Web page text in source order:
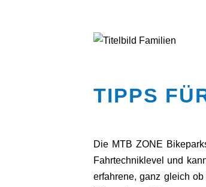
TIPPS
Die MTB ZONE
Fahrtechniklevel und
erfahrene, ganz gleich